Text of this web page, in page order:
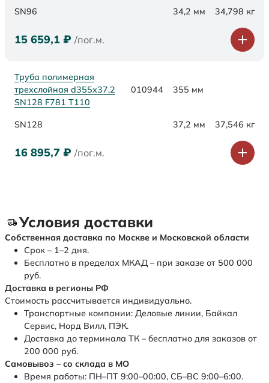
SN96 34,2 мм 34,798 кг
15 659,1 ₽ /пог.м.
Труба полимерная
трехслойная d355х37,2
SN128 F781 Т110
010944 355 мм
SN128 37,2 мм 37,546 кг
16 895,7 ₽ /пог.м.
Условия доставки
Собственная доставка по Москве и Московской области
Срок – 1–2 дня.
Бесплатно в пределах МКАД – при заказе от 500 000
руб.
Доставка в регионы РФ
Стоимость рассчитывается индивидуально.
Транспортные компании: Деловые линии, Байкал
Сервис, Норд Вилл, ПЭК.
Доставка до терминала ТК – бесплатно для заказов от
200 000 руб.
Самовывоз – со склада в МО
Время работы: ПН–ПТ 9:00–00:00, СБ–ВС 9:00–6:00.